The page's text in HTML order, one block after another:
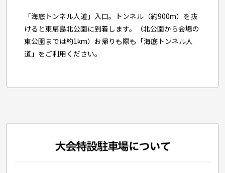
「海底トンネル人道」入口。トンネル（約900m）を抜
けると東扇島北公園に到着します。（北公園から会場の
東公園までは約1km）お帰りも際も「海底トンネル人
道」をご利用ください。
大会特設駐車場について